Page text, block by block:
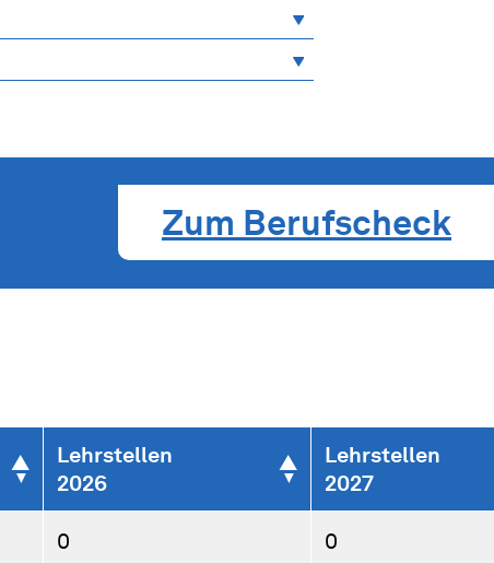
Zum Berufscheck
Lehrstellen
2026
Lehrstellen
2027
0 0